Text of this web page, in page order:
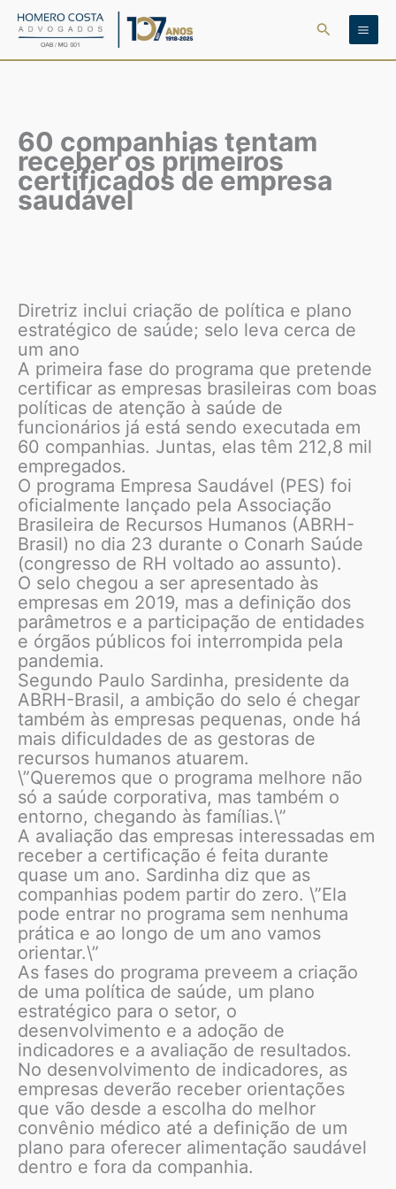
para
Pesquisar
60 companhias tentam
receber os primeiros
certificados de empresa
saudável
Diretriz inclui criação de política e plano
estratégico de saúde; selo leva cerca de
um ano
A primeira fase do programa que pretende
certificar as empresas brasileiras com boas
políticas de atenção à saúde de
funcionários já está sendo executada em
60 companhias. Juntas, elas têm 212,8 mil
empregados.
O programa Empresa Saudável (PES) foi
oficialmente lançado pela Associação
Brasileira de Recursos Humanos (ABRH-
Brasil) no dia 23 durante o Conarh Saúde
(congresso de RH voltado ao assunto).
O selo chegou a ser apresentado às
empresas em 2019, mas a definição dos
parâmetros e a participação de entidades
e órgãos públicos foi interrompida pela
pandemia.
Segundo Paulo Sardinha, presidente da
ABRH-Brasil, a ambição do selo é chegar
também às empresas pequenas, onde há
mais dificuldades de as gestoras de
recursos humanos atuarem.
\”Queremos que o programa melhore não
só a saúde corporativa, mas também o
entorno, chegando às famílias.\”
A avaliação das empresas interessadas em
receber a certificação é feita durante
quase um ano. Sardinha diz que as
companhias podem partir do zero. \”Ela
pode entrar no programa sem nenhuma
prática e ao longo de um ano vamos
orientar.\”
As fases do programa preveem a criação
de uma política de saúde, um plano
estratégico para o setor, o
desenvolvimento e a adoção de
indicadores e a avaliação de resultados.
No desenvolvimento de indicadores, as
empresas deverão receber orientações
que vão desde a escolha do melhor
convênio médico até a definição de um
plano para oferecer alimentação saudável
dentro e fora da companhia.